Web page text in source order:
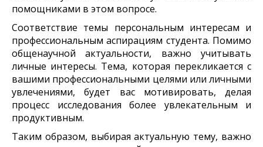
помощниками в этом вопросе.
Соответствие темы персональным интересам и
профессиональным аспирациям студента. Помимо
общенаучной актуальности, важно учитывать
личные интересы. Тема, которая перекликается с
вашими профессиональными целями или личными
увлечениями, будет вас мотивировать, делая
процесс исследования более увлекательным и
продуктивным.
Таким образом, выбирая актуальную тему, важно